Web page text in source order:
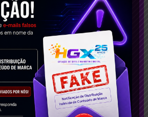
referência em Belo
Rio De Janeiro, oferecendo
em criação de sites BH bem
Alta Performance e Marketing
Com um portfólio repleto de
impactamos empresas no